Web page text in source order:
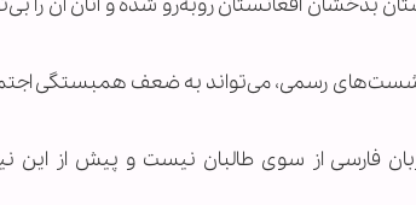
بدخشان افغانستان روبه‌رو شده و آنان آن را
نشست‌های رسمی، می‌تواند به ضعف همبستگی
فارسی از سوی طالبان نیست و پیش از این